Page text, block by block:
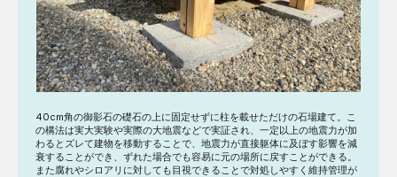
40cm角の御影石の礎石の上に固定せずに柱を載せただけの石場建て。こ
の構法は実大実験や実際の大地震などで実証され、一定以上の地震力が加
わるとズレて建物を移動することで、地震力が直接躯体に及ぼす影響を減
衰することができ、ずれた場合でも容易に元の場所に戻すことができる。
また腐れやシロアリに対しても目視できることで対処しやすく維持管理が